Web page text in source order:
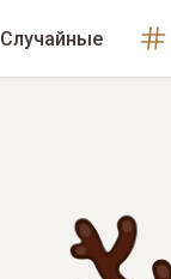
Случайные